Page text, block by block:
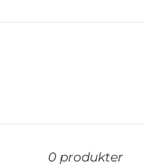
0 produkter